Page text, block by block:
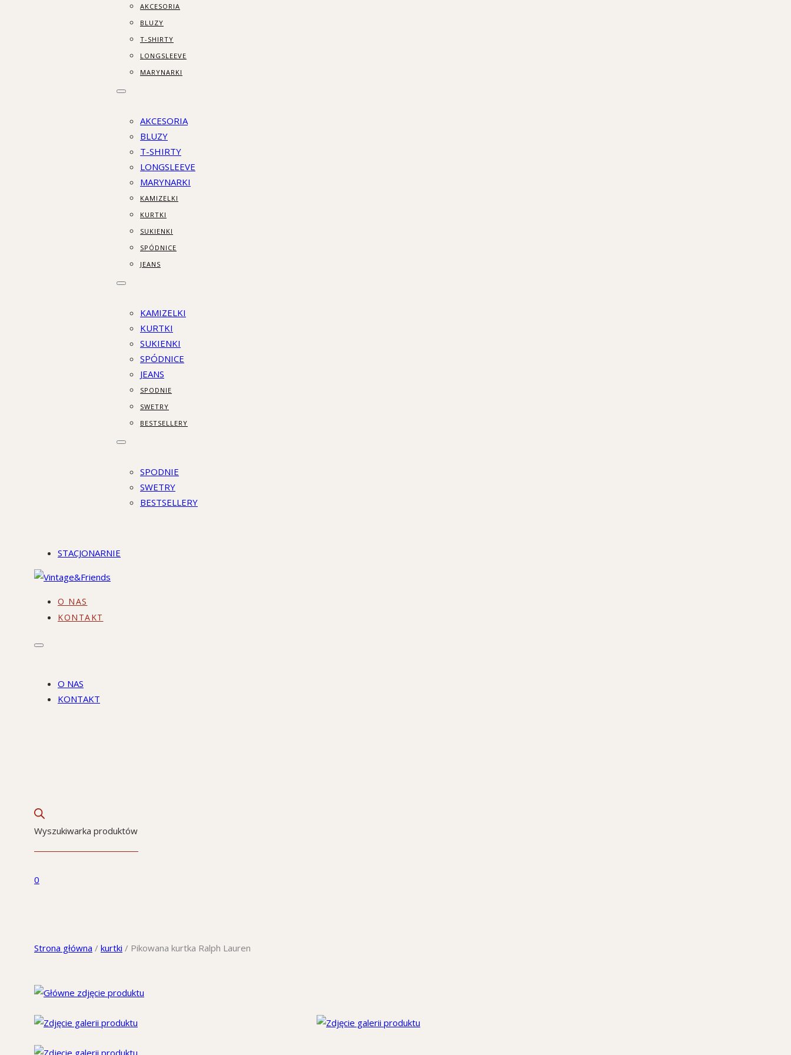
AKCESORIA
BLUZY
T-SHIRTY
LONGSLEEVE
MARYNARKI
AKCESORIA
BLUZY
T-SHIRTY
LONGSLEEVE
MARYNARKI
KAMIZELKI
KURTKI
SUKIENKI
SPÓDNICE
JEANS
KAMIZELKI
KURTKI
SUKIENKI
SPÓDNICE
JEANS
SPODNIE
SWETRY
BESTSELLERY
SPODNIE
SWETRY
BESTSELLERY
STACJONARNIE
O NAS
KONTAKT
O NAS
KONTAKT
Wyszukiwarka produktów
0
Strona główna / kurtki / Pikowana kurtka Ralph Lauren